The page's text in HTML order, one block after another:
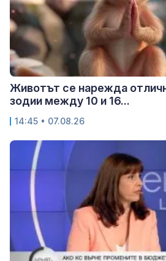
Животът се нарежда
зодии между 10 и 16...
14:45 • 07.08.26